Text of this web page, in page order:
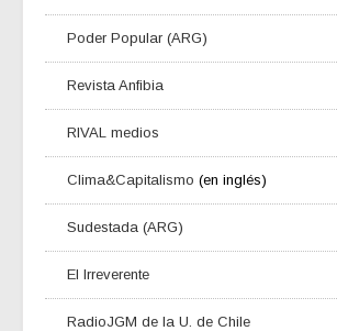
Poder Popular (ARG)
Revista Anfibia
RIVAL medios
Clima&Capitalismo (en inglés)
Sudestada (ARG)
El Irreverente
RadioJGM de la U. de Chile